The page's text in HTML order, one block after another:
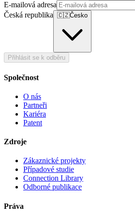
E-mailová adresa
Česká republika 🇨🇿Česko
Přihlásit se k odběru
Společnost
O nás
Partneři
Kariéra
Patent
Zdroje
Zákaznické projekty
Případové studie
Connection Library
Odborné publikace
Práva